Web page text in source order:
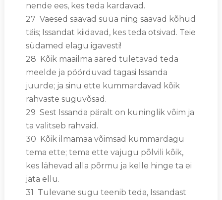
nende ees, kes teda kardavad.
27 Vaesed saavad süüa ning saavad kõhud
täis; Issandat kiidavad, kes teda otsivad. Teie
südamed elagu igavesti!
28 Kõik maailma ääred tuletavad teda
meelde ja pöörduvad tagasi Issanda
juurde; ja sinu ette kummardavad kõik
rahvaste suguvõsad.
29 Sest Issanda päralt on kuninglik võim ja
ta valitseb rahvaid.
30 Kõik ilmamaa võimsad kummardagu
tema ette; tema ette vajugu põlvili kõik,
kes lähevad alla põrmu ja kelle hinge ta ei
jäta ellu.
31 Tulevane sugu teenib teda, Issandast